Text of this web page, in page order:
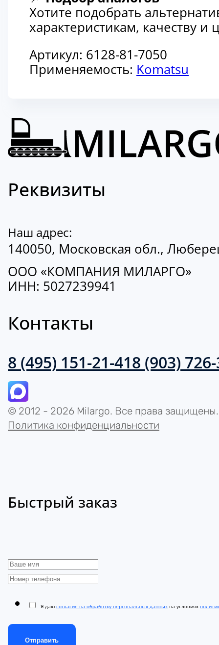
Хотите подобрать
характеристикам, качеству
Артикул: 6128-81-7050
Применяемость: Komatsu
Реквизиты
Наш адрес:
140050, Московская обл.,
ООО «КОМПАНИЯ МИЛАРГО»
ИНН: 5027239941
Контакты
8 (495) 151-21-418 (903)
© 2012 - 2026 Milargo. Все права защищены.
Политика конфиденциальности
Быстрый заказ
Я даю согласие на обработку персональных данных на условиях
Отправить